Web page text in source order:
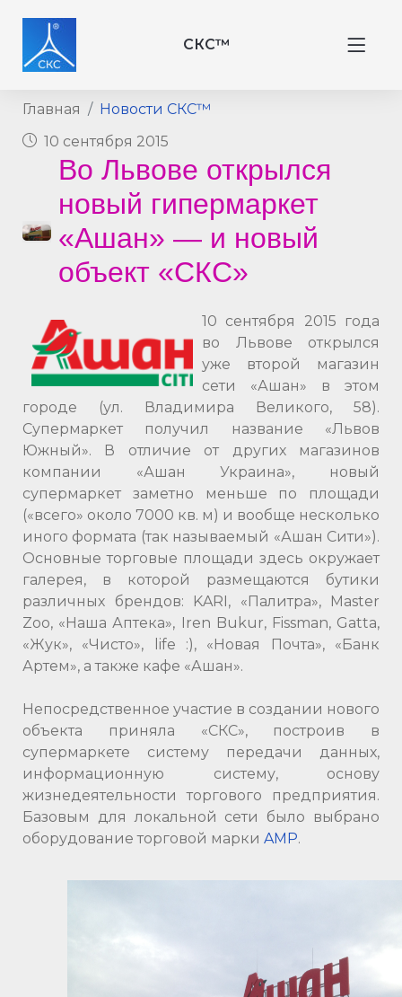
СКС™
Главная
Новости СКС™
10 сентября 2015
Во Львове открылся
новый гипермаркет
«Ашан» — и новый
объект «СКС»
10 сентября 2015 года
во Львове открылся
уже второй магазин
сети «Ашан» в этом
городе (ул. Владимира Великого, 58).
Супермаркет получил название «Львов
Южный». В отличие от других магазинов
компании «Ашан Украина», новый
супермаркет заметно меньше по площади
(«всего» около 7000 кв. м) и вообще несколько
иного формата (так называемый «Ашан Сити»).
Основные торговые площади здесь окружает
галерея, в которой размещаются бутики
различных брендов: KARI, «Палитра», Master
Zoo, «Наша Аптека», Iren Bukur, Fissman, Gatta,
«Жук», «Чисто», life :), «Новая Почта», «Банк
Артем», а также кафе «Ашан».
Непосредственное участие в создании нового
объекта приняла «СКС», построив в
супермаркете систему передачи данных,
информационную систему, основу
жизнедеятельности торгового предприятия.
Базовым для локальной сети было выбрано
оборудование торговой марки AMP.